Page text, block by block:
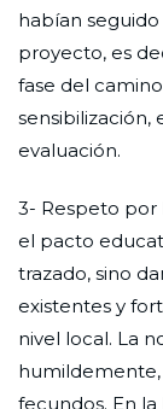
habían
proyecto, es
fase del
sensibilización,
evaluación.
3- Respeto por
el pacto
trazado, sino
existentes y
nivel local. La
humildemente,
fecundos. En